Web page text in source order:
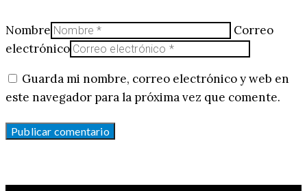
Nombre
Correo
electrónico
Guarda mi nombre, correo electrónico y web en
este navegador para la próxima vez que comente.